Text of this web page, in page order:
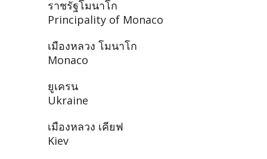
ราชรัฐโมนาโก
Principality of Monaco
เมืองหลวง โมนาโก
Monaco
ยูเครน
Ukraine
เมืองหลวง เคียฟ
Kiev